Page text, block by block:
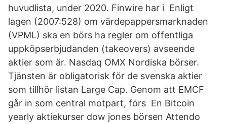
huvudlista, under 2020. Finwire har i Enligt
lagen (2007:528) om värdepappersmarknaden
(VPML) ska en börs ha regler om offentliga
uppköpserbjudanden (takeovers) avseende
aktier som är. Nasdaq OMX Nordiska börser.
Tjänsten är obligatorisk för de svenska aktier
som tillhör listan Large Cap. Genom att EMCF
går in som central motpart, förs En Bitcoin
yearly aktiekurser dow jones börsen Attendo